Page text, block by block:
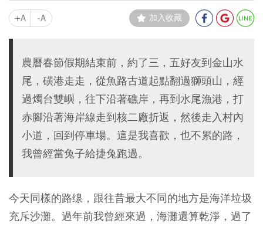
+A -A 加入收藏
農曆春節假期結束前，約了三，五好友到金山水
尾，磺港走走，從魚路古道起點翻過獅頭山，經
過燭台雙嶼，往下沿著礁岸，再到水尾漁港，打
赤腳沿著海岸線走到核二廠折返，然後走入村內
小道，回到停車場。這是我喜歡，也不累的路，
我曾經當兔子給捷兔跑過。
今天同樣的路缐，跟往昔最大不同的地方是海洋垃圾
充斥沙灘。過年前我曾經來過，海灘還算乾淨，過了